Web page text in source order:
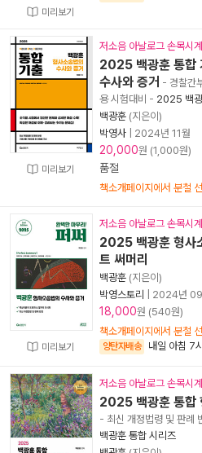
미리보기
미리보기
저소음 아날로그 손목시
2025 백광훈 통합
수사와 증거 - 경찰간
용 시험대비 - 2025 백광
백광훈 (지은이)
박영사
2024년 11월
20,000원 (1,000원)
품절
책소개페이지에서 분철
미리보기
저소음 아날로그 손목시
2025 백광훈 형사
트 써머리
백광훈 (지은이)
박영스토리
2024년
18,000원 (540원)
책소개페이지에서 분철
양탄자배송 내일 아침 7시
저소음 아날로그 손목시
2025 백광훈 통합
- 최신 개정법령 및 판례
백광훈 통합 시리즈